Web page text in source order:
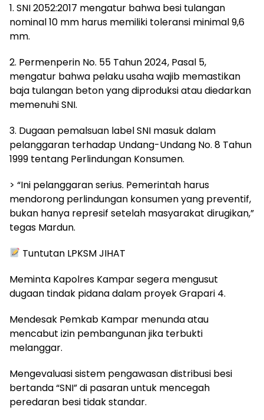
1. SNI 2052:2017 mengatur bahwa besi tulangan
nominal 10 mm harus memiliki toleransi minimal 9,6
mm.
2. Permenperin No. 55 Tahun 2024, Pasal 5,
mengatur bahwa pelaku usaha wajib memastikan
baja tulangan beton yang diproduksi atau diedarkan
memenuhi SNI.
3. Dugaan pemalsuan label SNI masuk dalam
pelanggaran terhadap Undang-Undang No. 8 Tahun
1999 tentang Perlindungan Konsumen.
> “Ini pelanggaran serius. Pemerintah harus
mendorong perlindungan konsumen yang preventif,
bukan hanya represif setelah masyarakat dirugikan,”
tegas Mardun.
Tuntutan LPKSM JIHAT
Meminta Kapolres Kampar segera mengusut
dugaan tindak pidana dalam proyek Grapari 4.
Mendesak Pemkab Kampar menunda atau
mencabut izin pembangunan jika terbukti
melanggar.
Mengevaluasi sistem pengawasan distribusi besi
bertanda “SNI” di pasaran untuk mencegah
peredaran besi tidak standar.